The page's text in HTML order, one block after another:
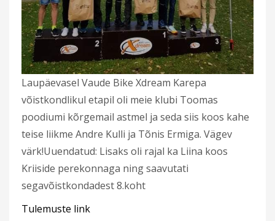
Laupäevasel Vaude Bike Xdream Karepa
võistkondlikul etapil oli meie klubi Toomas
poodiumi kõrgemail astmel ja seda siis koos kahe
teise liikme Andre Kulli ja Tõnis Ermiga. Vägev
värk!Uuendatud: Lisaks oli rajal ka Liina koos
Kriiside perekonnaga ning saavutati
segavõistkondadest 8.koht
Tulemuste link